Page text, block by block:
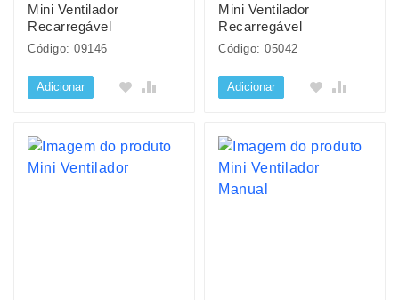
Mini Ventilador
Recarregável
Código: 09146
Adicionar
Mini Ventilador
Recarregável
Código: 05042
Adicionar